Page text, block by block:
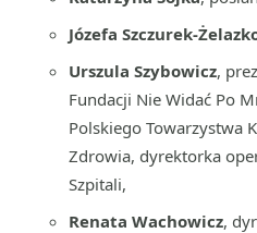
Józefa Szczurek-
Urszula Szybowicz,
Fundacji Nie Widać Po
Polskiego Towarzystwa
Zdrowia, dyrektorka
Szpitali,
Renata Wachowicz,